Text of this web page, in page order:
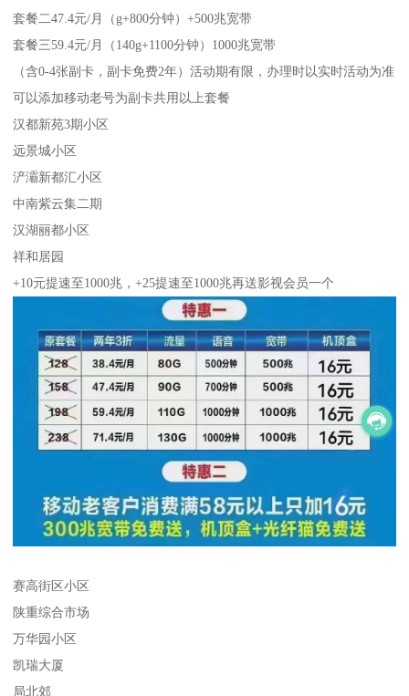
套餐二47.4元/月（g+800分钟）+500兆宽带
套餐三59.4元/月（140g+1100分钟）1000兆宽带
（含0-4张副卡，副卡免费2年）活动期有限，办理时以实时活动为准
可以添加移动老号为副卡共用以上套餐
汉都新苑3期小区
远景城小区
浐灞新都汇小区
中南紫云集二期
汉湖丽都小区
祥和居园
+10元提速至1000兆，+25提速至1000兆再送影视会员一个
赛高街区小区
陕重综合市场
万华园小区
凯瑞大厦
局北郊